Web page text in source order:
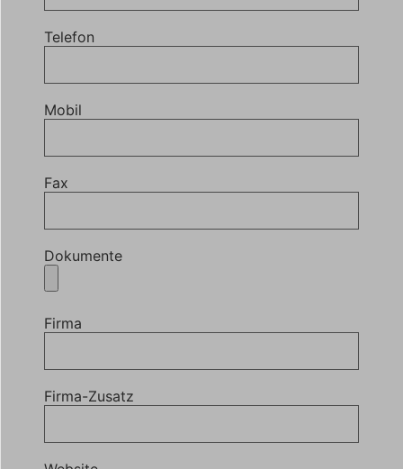
Telefon
Mobil
Fax
Dokumente
Firma
Firma-Zusatz